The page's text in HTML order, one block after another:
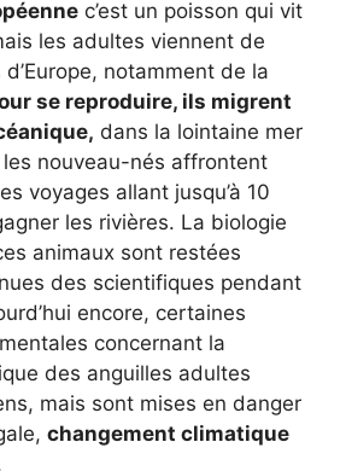
c’est un poisson qui vit
les adultes viennent de
notamment de la
se reproduire, ils migrent
dans la lointaine mer
nouveau-nés affrontent
voyages allant jusqu’à 10
les rivières. La biologie
animaux sont restées
des scientifiques pendant
encore, certaines
concernant la
des anguilles adultes
mais sont mises en danger
changement climatique